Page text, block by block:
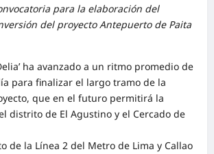
para la elaboración del
del proyecto Antepuerto de Paita
ha avanzado a un ritmo promedio de
para finalizar el largo tramo de la
que en el futuro permitirá la
distrito de El Agustino y el Cercado de
de la Línea 2 del Metro de Lima y Callao